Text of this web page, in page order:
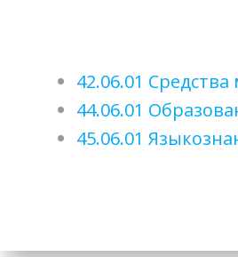
42.06.01
44.06.01
45.06.01